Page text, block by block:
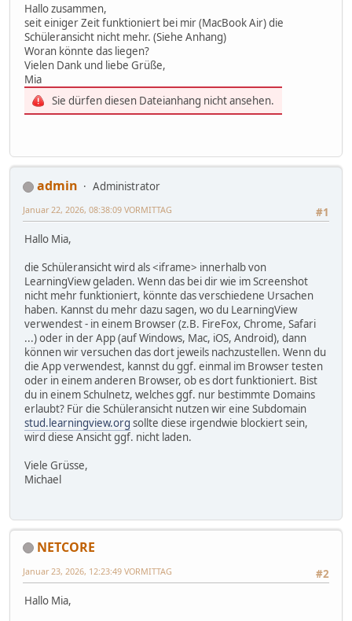
Hallo zusammen,
seit einiger Zeit funktioniert bei mir (MacBook Air) die
Schüleransicht nicht mehr. (Siehe Anhang)
Woran könnte das liegen?
Vielen Dank und liebe Grüße,
Mia
Sie dürfen diesen Dateianhang nicht ansehen.
admin
Administrator
#1
Januar 22, 2026, 08:38:09 VORMITTAG
Hallo Mia,
die Schüleransicht wird als <iframe> innerhalb von
LearningView geladen. Wenn das bei dir wie im Screenshot
nicht mehr funktioniert, könnte das verschiedene Ursachen
haben. Kannst du mehr dazu sagen, wo du LearningView
verwendest - in einem Browser (z.B. FireFox, Chrome, Safari
...) oder in der App (auf Windows, Mac, iOS, Android), dann
können wir versuchen das dort jeweils nachzustellen. Wenn du
die App verwendest, kannst du ggf. einmal im Browser testen
oder in einem anderen Browser, ob es dort funktioniert. Bist
du in einem Schulnetz, welches ggf. nur bestimmte Domains
erlaubt? Für die Schüleransicht nutzen wir eine Subdomain
stud.learningview.org sollte diese irgendwie blockiert sein,
wird diese Ansicht ggf. nicht laden.
Viele Grüsse,
Michael
NETCORE
#2
Januar 23, 2026, 12:23:49 VORMITTAG
Hallo Mia,